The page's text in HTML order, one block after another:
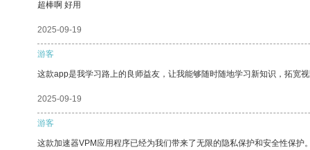
超棒啊 好用
2025-09-19
游客
这款app是我学习路上的良师益友，让我能够随时随地学习新知识，拓宽视
2025-09-19
游客
这款加速器VPM应用程序已经为我们带来了无限的隐私保护和安全性保护。